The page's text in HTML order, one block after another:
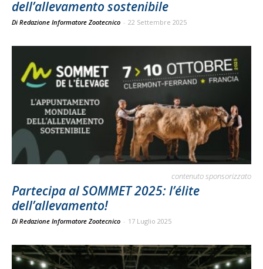
dell’allevamento sostenibile
Di Redazione Informatore Zootecnico - 22 Settembre 2025
contenuto sponsorizzato
Partecipa al SOMMET 2025: l’élite
dell’allevamento!
Di Redazione Informatore Zootecnico - 17 Luglio 2025